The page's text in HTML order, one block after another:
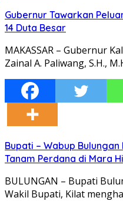
Gubernur Tawarkan
14 Duta Besar
MAKASSAR – Gubernur
Zainal A. Paliwang, S.H.,
Bupati – Wabup
Tanam Perdana di Mara
BULUNGAN – Bupati
Wakil Bupati, Kilat